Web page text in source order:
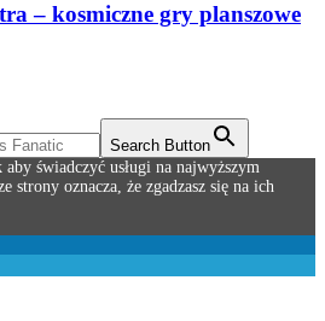
– kosmiczne gry planszowe
Search Button
świadczyć usługi na najwyższym
strony oznacza, że zgadzasz się na ich